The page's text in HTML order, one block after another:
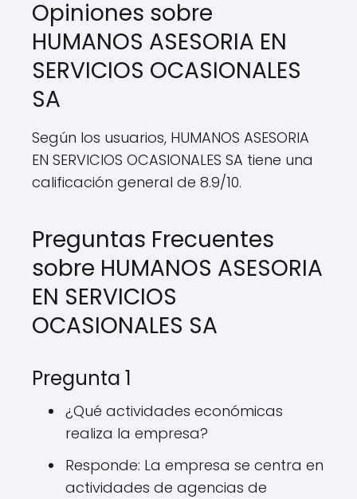
Opiniones sobre
HUMANOS ASESORIA EN
SERVICIOS OCASIONALES
SA
Según los usuarios, HUMANOS ASESORIA
EN SERVICIOS OCASIONALES SA tiene una
calificación general de 8.9/10.
Preguntas Frecuentes
sobre HUMANOS ASESORIA
EN SERVICIOS
OCASIONALES SA
Pregunta 1
¿Qué actividades económicas
realiza la empresa?
Responde: La empresa se centra en
actividades de agencias de